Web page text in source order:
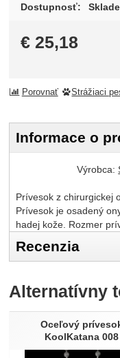
Dostupnosť:
€ 25,18
Porovnať Strážiaci
Informace o
Výrobca:
Prívesok z chirurgickej
Prívesok je osadený
hadej kože. Rozmer
Recenzia
Recenzia
Nebola
Alternatívny
Oceľový
KoolKatana 008